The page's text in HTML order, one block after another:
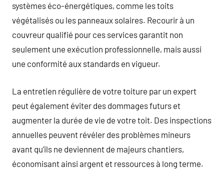
systèmes éco-énergétiques, comme les toits
végétalisés ou les panneaux solaires. Recourir à un
couvreur qualifié pour ces services garantit non
seulement une exécution professionnelle, mais aussi
une conformité aux standards en vigueur.
La entretien régulière de votre toiture par un expert
peut également éviter des dommages futurs et
augmenter la durée de vie de votre toit. Des inspections
annuelles peuvent révéler des problèmes mineurs
avant qu’ils ne deviennent de majeurs chantiers,
économisant ainsi argent et ressources à long terme.